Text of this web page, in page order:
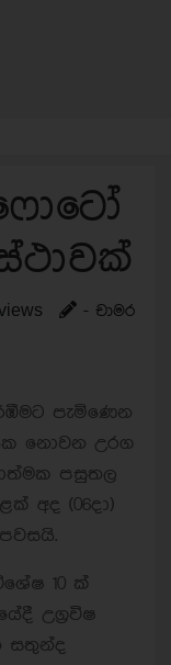
- චාමර
පැමිණෙන
නොවන උරග
පසුතල
අද (06දා)
10 ක්
උග්‍රවිෂ
සතුන්ද